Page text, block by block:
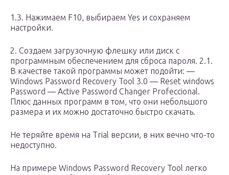
1.3. Нажимаем F10, выбираем Yes и сохраняем
настройки.
2. Создаем загрузочную флешку или диск с
программным обеспечением для сброса пароля. 2.1.
В качестве такой программы может подойти: —
Windows Password Recovery Tool 3.0 — Reset windows
Password — Active Password Changer Profeccional.
Плюс данных программ в том, что они небольшого
размера и их можно достаточно быстро скачать.
Не теряйте время на Trial версии, в них вечно что-то
недоступно.
На примере Windows Password Recovery Tool легко